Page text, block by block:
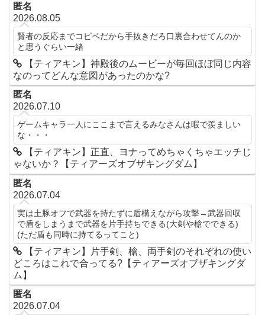
匿名
2026.08.05
賢者の反応までコピペだから手抜きだろ口裏合わせてんのか
と思うぐらい一緒
【ティアキン】神殿後のムービーが毎回ほぼ同じ内容
なのってどんな意図があったのかな?
匿名
2026.07.10
ゲームキャラ一人にここまで言えるみなさんは暇で羨ましい
な・・・
【ティアキン】正直、ヨナってめちゃくちゃエッチじ
ゃないか？【ティアーズオブザキングダム】
匿名
2026.07.04
実は土豚オフで武器を持たずに盾構えながら攻撃→武器回収
で盾をしまうまで武器を片手持ちできる(大剣や槍でできる)
(ただ盾も同時に持てるってこと)
【ティアキン】片手剣、槍、両手剣のそれぞれの使い
どころはこれで合ってる?【ティアーズオブザキングダ
ム】
匿名
2026.07.04